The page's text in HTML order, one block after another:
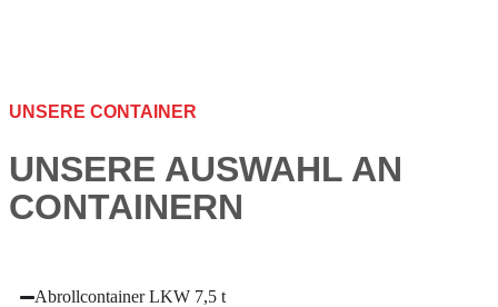
UNSERE CONTAINER
UNSERE AUSWAHL AN
CONTAINERN
Abrollcontainer LKW 7,5 t